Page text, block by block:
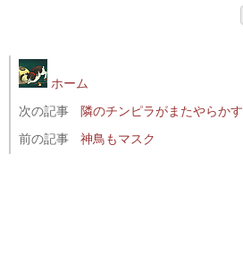
ホーム
次の記事
隣のチンピラがまたやらかす
前の記事
神鳥もマスク